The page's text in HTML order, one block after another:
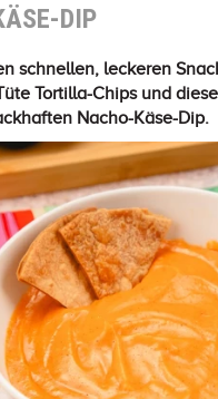
DIP
schnellen, leckeren
Tortilla-Chips und
Nacho-Käse-Dip.